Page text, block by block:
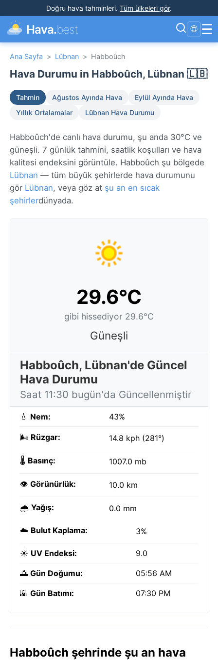
Doğru hava tahminleri. Tüm ülkeleri gör.
Hava.best 🌐 ☰
Ana Sayfa > Lübnan > Habboûch
Hava Durumu in Habboûch, Lübnan 🇱🇧
Tahmin Ağustos Ayında Hava
Eylül Ayında Hava
Yıllık Ortalamalar
Lübnan Hava Durumu
Habboûch'de canlı hava durumu, şu anda 30°C ve
güneşli. 7 günlük tahmini, saatlik koşulları ve hava
kalitesi endeksini görüntüle. Habboûch şu bölgede
Lübnan — tüm büyük şehirlerde hava durumunu
gör Lübnan, veya göz at şu an en sıcak
şehirlerdünyada.
29.6°C
gibi hissediyor 29.6°C
Güneşli
Habboûch, Lübnan'de Güncel
Hava Durumu
Saat 11:30 bugün'da Güncellenmiştir
💧 Nem: 43%
🌬️ Rüzgar: 14.8 kph (281°)
🌡️ Basınç: 1007.0 mb
👁️ Görünürlük: 10.0 km
🌧️ Yağış: 0.0 mm
☁️ Bulut Kaplama: 3%
☀️ UV Endeksi: 9.0
🌅 Gün Doğumu: 05:56 AM
🌇 Gün Batımı: 07:30 PM
Habboûch şehrinde şu an hava